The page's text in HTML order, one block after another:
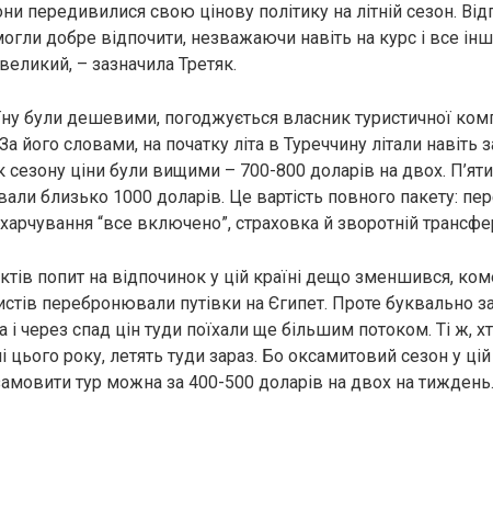
передивилися свою цінову політику на літній сезон.
добре відпочити, незважаючи навіть на курс і все
– зазначила Третяк.
були дешевими, погоджується власник туристичної
його словами, на початку літа в Туреччину літали навіть
сезону ціни були вищими – 700-800 доларів на двох.
близько 1000 доларів. Це вартість повного пакету:
“все включено”, страховка й зворотній
попит на відпочинок у цій країні дещо зменшився,
перебронювали путівки на Єгипет. Проте буквально
і через спад цін туди поїхали ще більшим потоком. Ті ж,
цього року, летять туди зараз. Бо оксамитовий сезон у
тур можна за 400-500 доларів на двох на тиждень.